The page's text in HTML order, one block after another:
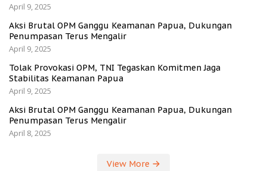
April 9, 2025
Aksi Brutal OPM Ganggu Keamanan Papua, Dukungan
Penumpasan Terus Mengalir
April 9, 2025
Tolak Provokasi OPM, TNI Tegaskan Komitmen Jaga
Stabilitas Keamanan Papua
April 9, 2025
Aksi Brutal OPM Ganggu Keamanan Papua, Dukungan
Penumpasan Terus Mengalir
April 8, 2025
View More